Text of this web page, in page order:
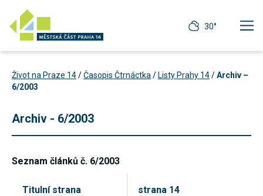
30°
Život na Praze 14/Časopis Čtrnáctka / Listy Prahy 14/Archiv –
6/2003
Archiv - 6/2003
Seznam článků č. 6/2003
Titulní strana strana 14